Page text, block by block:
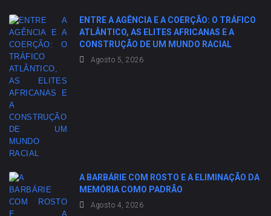
ENTRE A AGÊNCIA E A COERÇÃO: O TRÁFICO
ATLÂNTICO, AS ELITES AFRICANAS E A
CONSTRUÇÃO DE UM MUNDO RACIAL
Agosto 5, 2026
A BARBÁRIE COM ROSTO E A ELIMINAÇÃO DA
MEMÓRIA COMO PADRÃO
Agosto 4, 2026